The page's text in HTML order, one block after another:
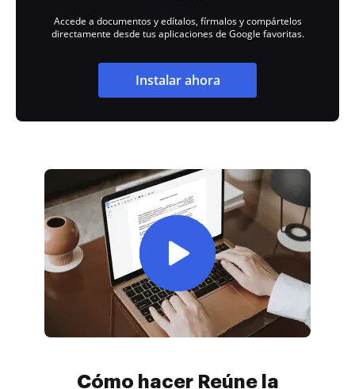
Accede a documentos y edítalos, fírmalos y compártelos
directamente desde tus aplicaciones de Google favoritas.
Instalar ahora
Cómo hacer Reúne la